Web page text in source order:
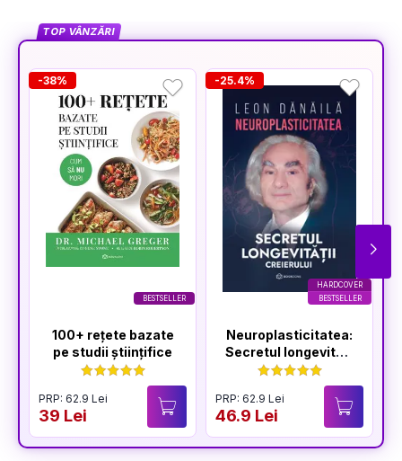
TOP VÂNZĂRI
BESTSELLER
-38%
100+ rețete bazate
pe studii științifice
PRP: 62.9 Lei
39 Lei
HARDCOVER
BESTSELLER
-25.4%
Neuroplasticitatea:
Secretul longevității
creierului
PRP: 62.9 Lei
46.9 Lei